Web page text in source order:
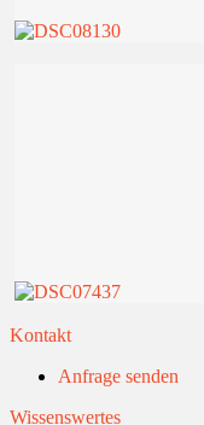
Kontakt
Anfrage senden
Wissenswertes